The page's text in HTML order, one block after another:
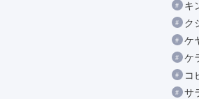
キ
ク
ケ
ケ
コ
サ